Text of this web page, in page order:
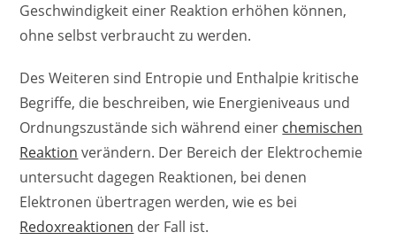
Geschwindigkeit einer Reaktion erhöhen können,
ohne selbst verbraucht zu werden.
Des Weiteren sind Entropie und Enthalpie kritische
Begriffe, die beschreiben, wie Energieniveaus und
Ordnungszustände sich während einer chemischen
Reaktion verändern. Der Bereich der Elektrochemie
untersucht dagegen Reaktionen, bei denen
Elektronen übertragen werden, wie es bei
Redoxreaktionen der Fall ist.